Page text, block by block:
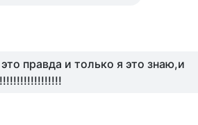
правда и только я это знаю,и